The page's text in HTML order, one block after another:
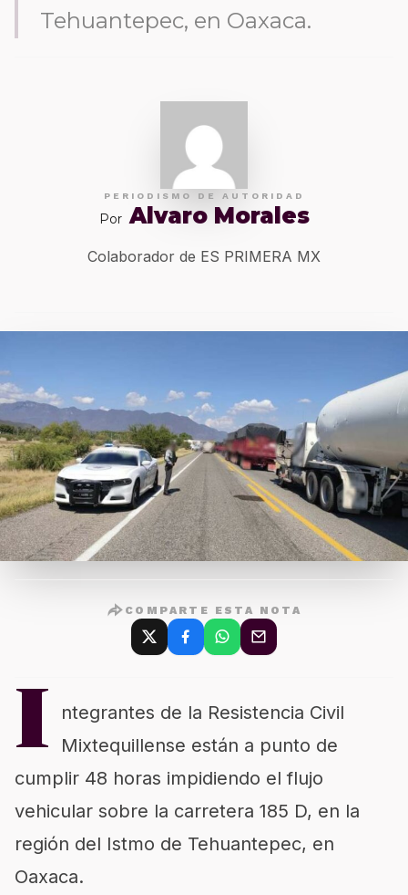
Tehuantepec, en Oaxaca.
PERIODISMO DE AUTORIDAD
Por Alvaro Morales
Colaborador de ES PRIMERA MX
COMPARTE ESTA NOTA
I
ntegrantes de la Resistencia Civil
Mixtequillense están a punto de
cumplir 48 horas impidiendo el flujo
vehicular sobre la carretera 185 D, en la
región del Istmo de Tehuantepec, en
Oaxaca.